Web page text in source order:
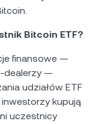
Bitcoin ETF?
finansowe —
dealerzy —
udziałów ETF
kupują
uczestnicy